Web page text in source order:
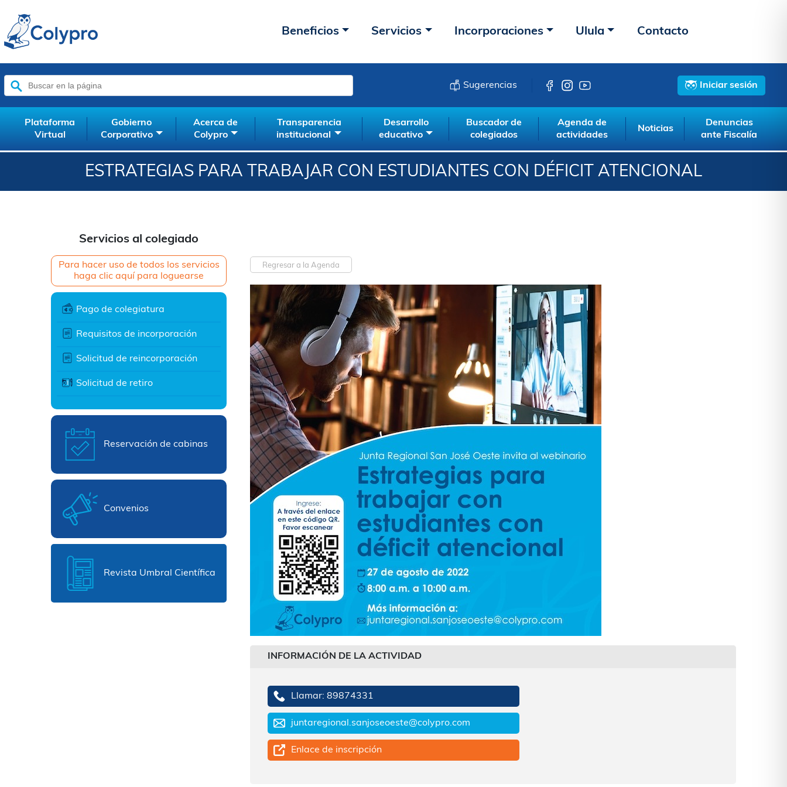
Beneficios Servicios Incorporaciones Ulula Contacto
Buscar:
Sugerencias Iniciar sesión
Plataforma
Virtual
Gobierno
Corporativo
Acerca de
Colypro
Transparencia
institucional
Desarrollo
educativo
Buscador de
colegiados
Agenda de
actividades
Noticias
Denuncias
ante Fiscalía
ESTRATEGIAS PARA TRABAJAR CON ESTUDIANTES CON DÉFICIT ATENCIONAL
Servicios al colegiado
Para hacer uso de todos los servicios
haga clic aquí para loguearse
Pago de colegiatura
Requisitos de incorporación
Solicitud de reincorporación
Solicitud de retiro
Reservación de cabinas
Convenios
Revista Umbral Científica
Regresar a la Agenda
INFORMACIÓN DE LA ACTIVIDAD
Llamar: 89874331
juntaregional.sanjoseoeste@colypro.com
Enlace de inscripción